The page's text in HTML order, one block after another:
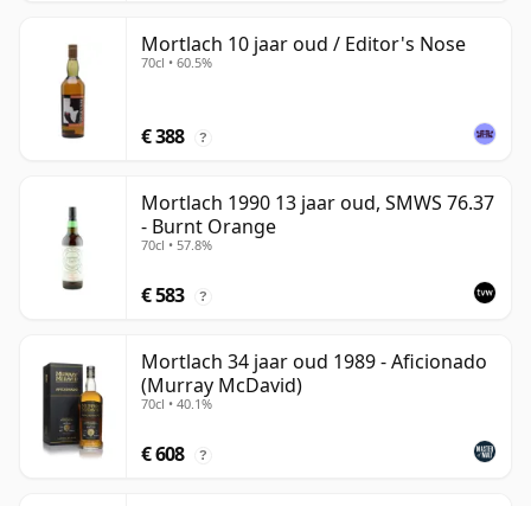
Mortlach 10 jaar oud / Editor's Nose
70cl • 60.5%
€ 388 ?
Mortlach 1990 13 jaar oud, SMWS 76.37
- Burnt Orange
70cl • 57.8%
€ 583 ?
Mortlach 34 jaar oud 1989 - Aficionado
(Murray McDavid)
70cl • 40.1%
€ 608 ?